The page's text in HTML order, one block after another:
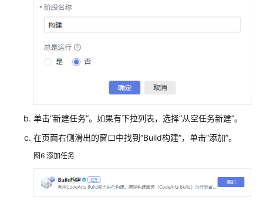
单击“新建任务”。如果有下拉列表，选择“从空任务新建”。
在页面右侧滑出的窗口中找到“Build构建”，单击“添加”。
图6 添加任务